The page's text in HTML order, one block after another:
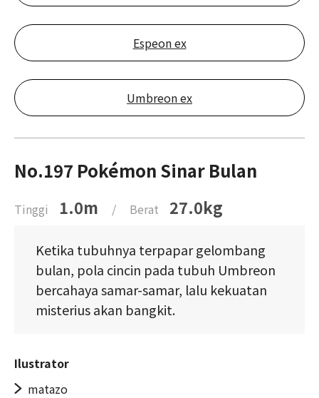
Espeon ex
Umbreon ex
No.197 Pokémon Sinar Bulan
Tinggi 1.0m / Berat 27.0kg
Ketika tubuhnya terpapar gelombang
bulan, pola cincin pada tubuh Umbreon
bercahaya samar-samar, lalu kekuatan
misterius akan bangkit.
Ilustrator
matazo